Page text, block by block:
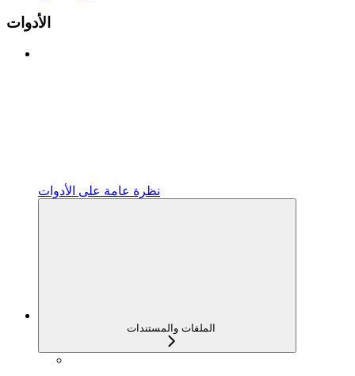
الأدوات
نظرة عامة على الأدوات
الملفات والمستندات